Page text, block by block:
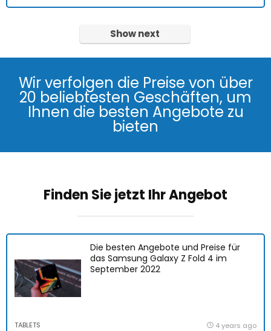
Show next
Wir verfolgen die Preise von über
20 beliebtesten Geschäften, um
Ihnen die besten Angebote zu
bieten
Finden Sie jetzt Ihr Angebot
Die besten Angebote und Preise für
das Samsung Galaxy Z Fold 4 im
September 2022
TABLETS 4 years ago